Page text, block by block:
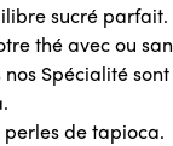
sucré
thé avec ou
Spécialité
de tapioca.